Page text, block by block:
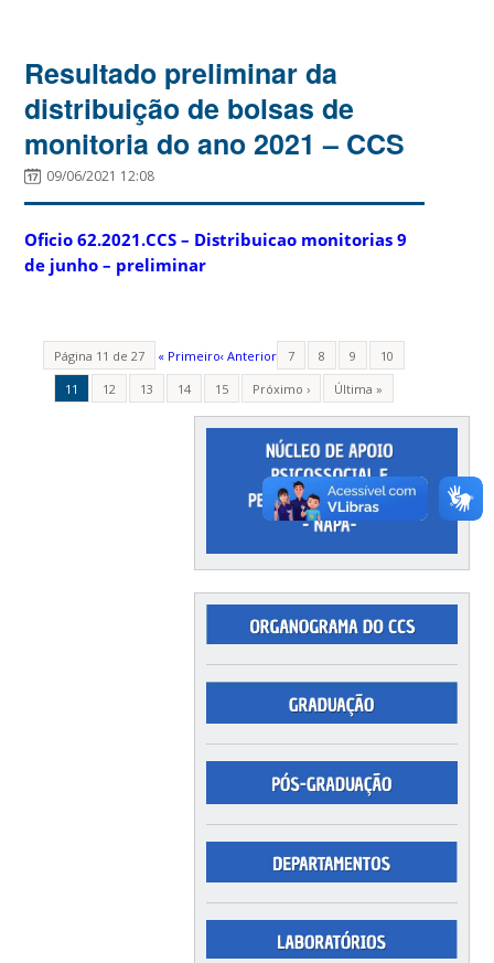
Resultado preliminar da
distribuição de bolsas de
monitoria do ano 2021 – CCS
09/06/2021 12:08
Oficio 62.2021.CCS – Distribuicao monitorias 9
de junho – preliminar
Página 11 de 27 « Primeiro‹ Anterior 7 8 9
10
11
12 13 14 15 Próximo › Última »